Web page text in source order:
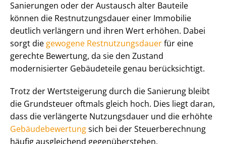
Sanierungen oder der Austausch alter Bauteile
können die Rest­nut­zungs­dau­er einer Immobilie
deutlich verlängern und ihren Wert erhöhen. Dabei
sorgt die gewogene Rest­nut­zungs­dau­erfür eine
gerechte Bewertung, da sie den Zustand
modernisierter Gebäudeteile genau berücksichtigt.
Trotz der Wertsteigerung durch die Sanierung bleibt
die Grundsteuer oftmals gleich hoch. Dies liegt daran,
dass die verlängerte Nutzungsdauer und die erhöhte
Ge­bäu­de­be­wer­tungsich bei der Steu­er­be­rech­nung
häufig ausgleichend gegenüberstehen.